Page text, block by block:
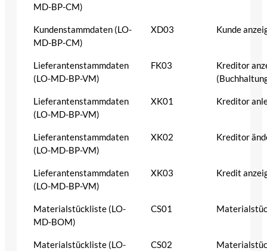
MD-BP-CM)
Kundenstammdaten (LO-
MD-BP-CM)
XD03 Kunde
Lieferantenstammdaten
(LO-MD-BP-VM)
FK03
Kreditor
Lieferantenstammdaten
(LO-MD-BP-VM)
XK01 Kreditor
Lieferantenstammdaten
(LO-MD-BP-VM)
XK02 Kreditor
Lieferantenstammdaten
(LO-MD-BP-VM)
XK03 Kredit
Materialstückliste (LO-
MD-BOM)
CS01
Materialstückliste (LO-
CS02